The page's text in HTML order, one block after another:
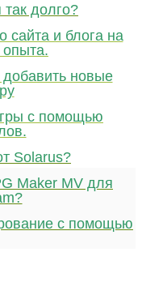
долго?
сайта и блога на
опыта.
новые
с помощью
Solarus?
Maker MV для
с помощью